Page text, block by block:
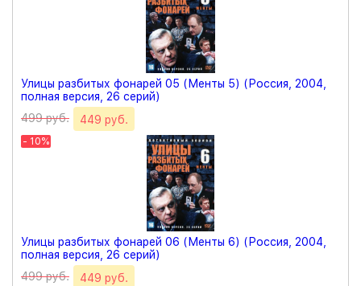
Улицы разбитых фонарей 05 (Менты 5) (Россия, 2004,
полная версия, 26 серий)
499 руб.
449 руб.
- 10%
Улицы разбитых фонарей 06 (Менты 6) (Россия, 2004,
полная версия, 26 серий)
499 руб.
449 руб.